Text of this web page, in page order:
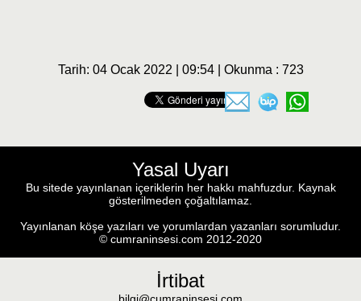
Tarih: 04 Ocak 2022 | 09:54 | Okunma : 723
Yasal Uyarı
Bu sitede yayınlanan içeriklerin her hakkı mahfuzdur. Kaynak
gösterilmeden çoğaltılamaz.
Yayınlanan köşe yazıları ve yorumlardan yazanları sorumludur.
© cumraninsesi.com 2012-2020
İrtibat